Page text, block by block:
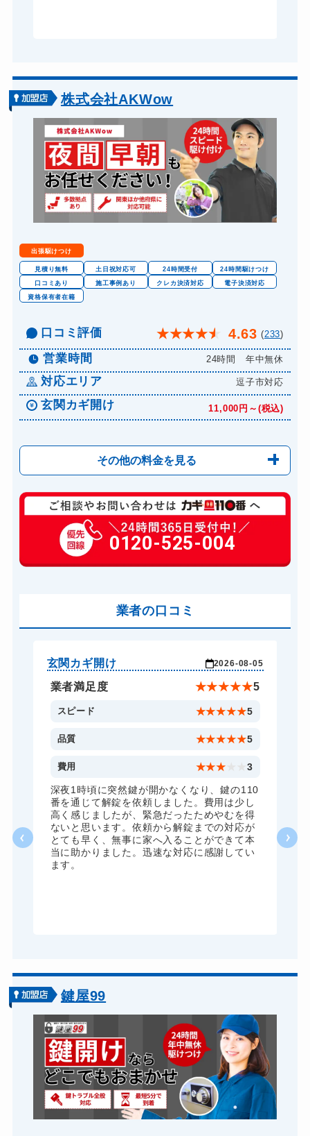
株式会社AKWow
出張駆けつけ
見積り無料 土日祝対応可 24時間受付
24時間駆けつけ
口コミあり
施工事例あり クレカ決済対応
電子決済対応
資格保有者在籍
口コミ評価 ★★★★★ 4.63 (233)
営業時間 24時間 年中無休
対応エリア 逗子市対応
玄関カギ開け 11,000円～(税込)
その他の料金を見る
玄関カギ修理 6,600円～(税込)
玄関カギ交換 14,300円～(税込)
車カギ開け 13,200円～(税込)
ドアノブカギ開け 10,780円～(税込)
ドアノブカギ交換 11,000円～(税込)
0120-525-004
業者の口コミ
玄関カギ開け 2026-08-05
業者満足度 ★★★★★5
スピード ★★★★★5
品質 ★★★★★5
費用 ★★★ 3
深夜1時頃に突然鍵が開かなくなり、鍵の110
番を通じて解錠を依頼しました。費用は少し
高く感じましたが、緊急だったためやむを得
ないと思います。依頼から解錠までの対応が
とても早く、無事に家へ入ることができて本
当に助かりました。迅速な対応に感謝してい
ます。
鍵屋99